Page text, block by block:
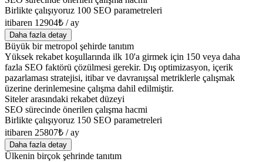
Birlikte çalışıyoruz 100 SEO parametreleri
itibaren 12904₺ / ay
Daha fazla detay
Büyük bir metropol şehirde tanıtım
Yüksek rekabet koşullarında ilk 10'a girmek için 150 veya daha
fazla SEO faktörü çözülmesi gerekir. Dış optimizasyon, içerik
pazarlaması stratejisi, itibar ve davranışsal metriklerle çalışmak
üzerine derinlemesine çalışma dahil edilmiştir.
Siteler arasındaki rekabet düzeyi
SEO sürecinde önerilen çalışma hacmi
Birlikte çalışıyoruz 150 SEO parametreleri
itibaren 25807₺ / ay
Daha fazla detay
Ülkenin birçok şehrinde tanıtım